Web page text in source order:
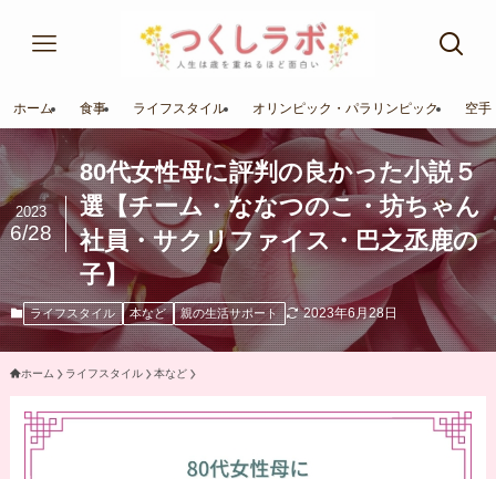
ホーム 食事 ライフスタイル オリンピック・パラリンピック 空手
80代女性母に評判の良かった小説５
選【チーム・ななつのこ・坊ちゃん
社員・サクリファイス・巴之丞鹿の
子】
2023
6/28
ライフスタイル 本など 親の生活サポート 2023年6月28日
ホーム ライフスタイル 本など